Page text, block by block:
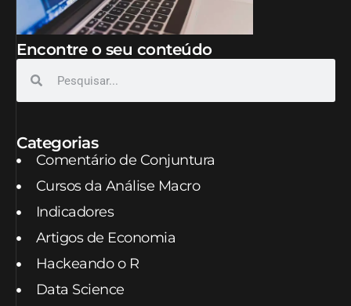
Encontre o seu conteúdo
Categorias
Comentário de Conjuntura
Cursos da Análise Macro
Indicadores
Artigos de Economia
Hackeando o R
Data Science